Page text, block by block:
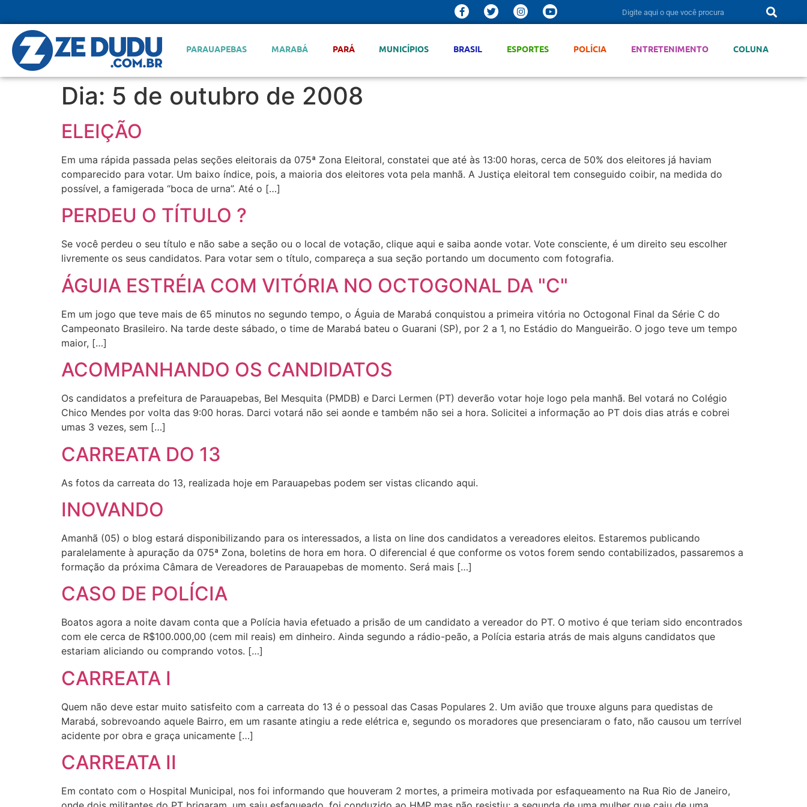
PARAUAPEBAS MARABÁ PARÁ MUNICÍPIOS BRASIL ESPORTES POLÍCIA ENTRETENIMENTO COLUNA
Dia: 5 de outubro de 2008
ELEIÇÃO
Em uma rápida passada pelas seções eleitorais da 075ª Zona Eleitoral, constatei que até às 13:00 horas, cerca de 50% dos eleitores já haviam
comparecido para votar. Um baixo índice, pois, a maioria dos eleitores vota pela manhã. A Justiça eleitoral tem conseguido coibir, na medida do
possível, a famigerada “boca de urna”. Até o […]
PERDEU O TÍTULO ?
Se você perdeu o seu título e não sabe a seção ou o local de votação, clique aqui e saiba aonde votar. Vote consciente, é um direito seu escolher
livremente os seus candidatos. Para votar sem o título, compareça a sua seção portando um documento com fotografia.
ÁGUIA ESTRÉIA COM VITÓRIA NO OCTOGONAL DA "C"
Em um jogo que teve mais de 65 minutos no segundo tempo, o Águia de Marabá conquistou a primeira vitória no Octogonal Final da Série C do
Campeonato Brasileiro. Na tarde deste sábado, o time de Marabá bateu o Guarani (SP), por 2 a 1, no Estádio do Mangueirão. O jogo teve um tempo
maior, […]
ACOMPANHANDO OS CANDIDATOS
Os candidatos a prefeitura de Parauapebas, Bel Mesquita (PMDB) e Darci Lermen (PT) deverão votar hoje logo pela manhã. Bel votará no Colégio
Chico Mendes por volta das 9:00 horas. Darci votará não sei aonde e também não sei a hora. Solicitei a informação ao PT dois dias atrás e cobrei
umas 3 vezes, sem […]
CARREATA DO 13
As fotos da carreata do 13, realizada hoje em Parauapebas podem ser vistas clicando aqui.
INOVANDO
Amanhã (05) o blog estará disponibilizando para os interessados, a lista on line dos candidatos a vereadores eleitos. Estaremos publicando
paralelamente à apuração da 075ª Zona, boletins de hora em hora. O diferencial é que conforme os votos forem sendo contabilizados, passaremos a
formação da próxima Câmara de Vereadores de Parauapebas de momento. Será mais […]
CASO DE POLÍCIA
Boatos agora a noite davam conta que a Polícia havia efetuado a prisão de um candidato a vereador do PT. O motivo é que teriam sido encontrados
com ele cerca de R$100.000,00 (cem mil reais) em dinheiro. Ainda segundo a rádio-peão, a Polícia estaria atrás de mais alguns candidatos que
estariam aliciando ou comprando votos. […]
CARREATA I
Quem não deve estar muito satisfeito com a carreata do 13 é o pessoal das Casas Populares 2. Um avião que trouxe alguns para quedistas de
Marabá, sobrevoando aquele Bairro, em um rasante atingiu a rede elétrica e, segundo os moradores que presenciaram o fato, não causou um terrível
acidente por obra e graça unicamente […]
CARREATA II
Em contato com o Hospital Municipal, nos foi informando que houveram 2 mortes, a primeira motivada por esfaqueamento na Rua Rio de Janeiro,